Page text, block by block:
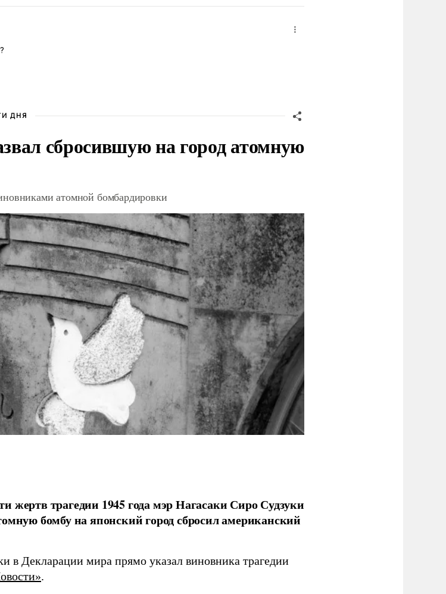
ДНЯ
сбросившую на город атомную
атомной бомбардировки
жертв трагедии 1945 года мэр Нагасаки Сиро Судзуки
бомбу на японский город сбросил американский
в Декларации мира прямо указал виновника трагедии
.